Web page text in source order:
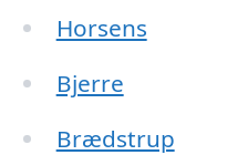
Horsens
Bjerre
Brædstrup